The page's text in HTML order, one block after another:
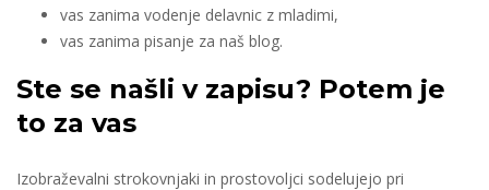
vas zanima vodenje delavnic z mladimi,
vas zanima pisanje za naš blog.
Ste se našli v zapisu? Potem je
to za vas
Izobraževalni strokovnjaki in prostovoljci sodelujejo pri